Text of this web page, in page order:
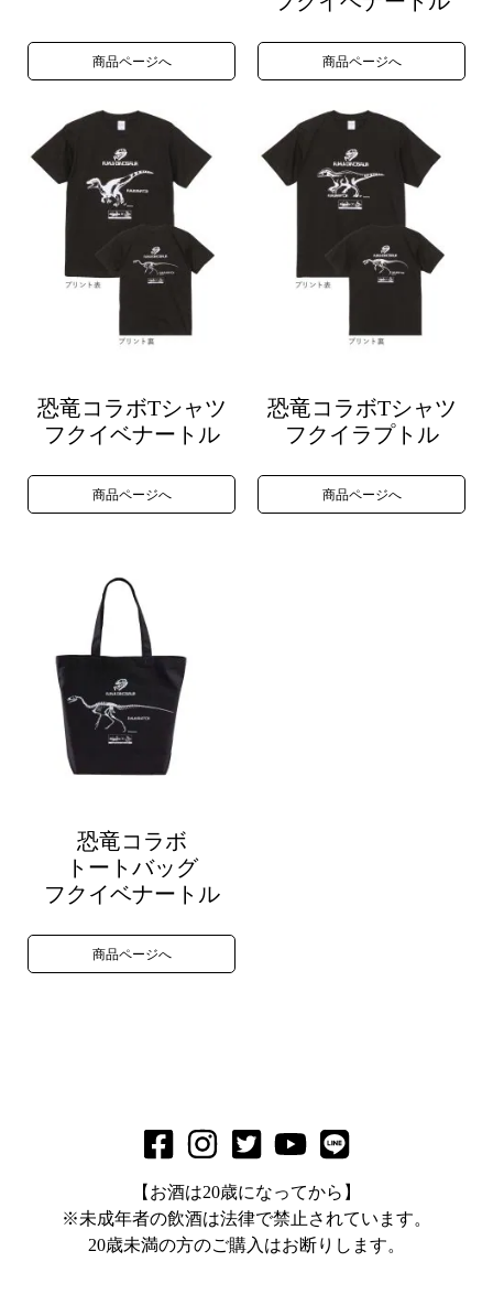
商品ページへ 商品ページへ
恐竜コラボTシャツ
フクイベナートル
商品ページへ
恐竜コラボTシャツ
フクイラプトル
商品ページへ
恐竜コラボ
トートバッグ
フクイベナートル
商品ページへ
【お酒は20歳になってから】
※未成年者の飲酒は法律で禁止されています。
20歳未満の方のご購入はお断りします。